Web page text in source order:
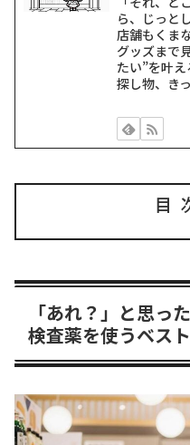
ら、じっと
店舗もくま
グッズまで
たい”を叶
探し物、き
目
「あれ？」と思っ
検査薬を使うベス